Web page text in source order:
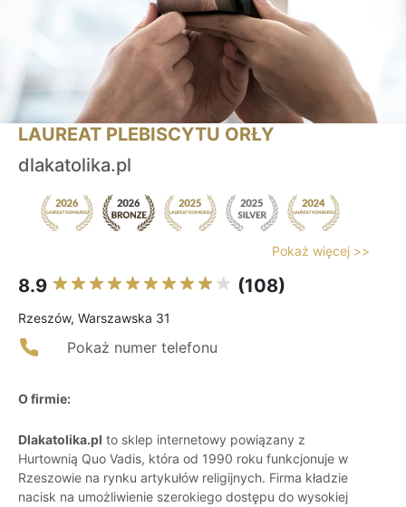
LAUREAT PLEBISCYTU ORŁY
dlakatolika.pl
Pokaż więcej >>
8.9 (108)
Rzeszów, Warszawska 31
Pokaż numer telefonu
O firmie:
Dlakatolika.pl to sklep internetowy powiązany z
Hurtownią Quo Vadis, która od 1990 roku funkcjonuje w
Rzeszowie na rynku artykułów religijnych. Firma kładzie
nacisk na umożliwienie szerokiego dostępu do wysokiej